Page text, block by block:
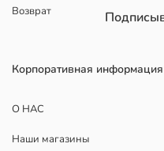
Возврат
Корпоративная информация
О НАС
Наши магазины